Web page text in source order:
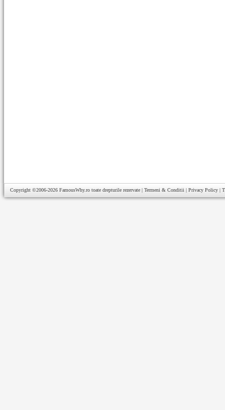
Copyright ©2006-2026 FamousWhy.ro toate drepturile rezervate | Termeni & Conditii | Privacy Policy |